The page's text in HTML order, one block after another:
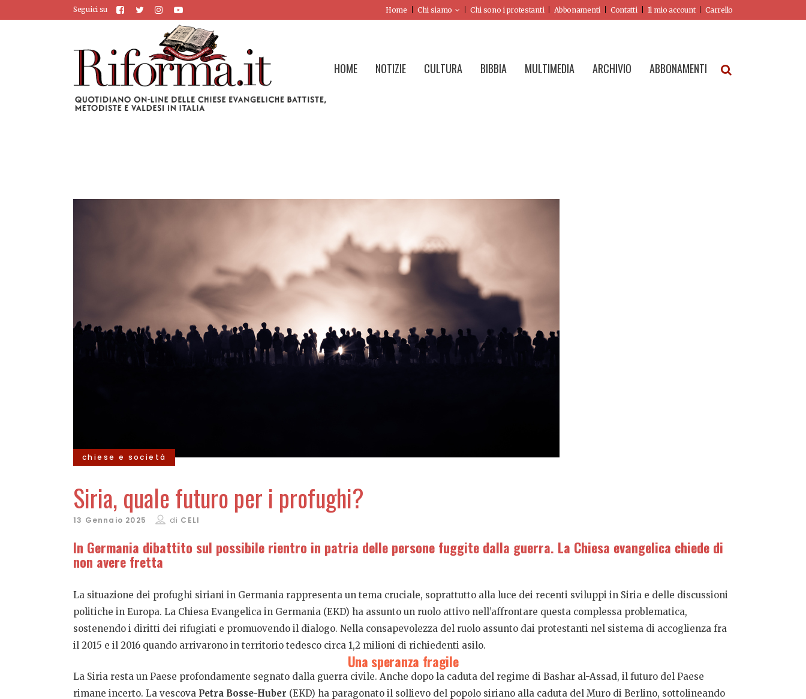
Seguici su Home Chi siamo Chi sono i protestanti Abbonamenti Contatti Il mio account Carrello
HOME NOTIZIE CULTURA BIBBIA MULTIMEDIA ARCHIVIO ABBONAMENTI
chiese e società
Siria, quale futuro per i profughi?
13 Gennaio 2025 di CELI
In Germania dibattito sul possibile rientro in patria delle persone fuggite dalla guerra. La Chiesa evangelica chiede di
non avere fretta
La situazione dei profughi siriani in Germania rappresenta un tema cruciale, soprattutto alla luce dei recenti sviluppi in Siria e delle discussioni
politiche in Europa. La Chiesa Evangelica in Germania (EKD) ha assunto un ruolo attivo nell’affrontare questa complessa problematica,
sostenendo i diritti dei rifugiati e promuovendo il dialogo. Nella consapevolezza del ruolo assunto dai protestanti nel sistema di accoglienza fra
il 2015 e il 2016 quando arrivarono in territorio tedesco circa 1,2 milioni di richiedenti asilo.
Una speranza fragile
La Siria resta un Paese profondamente segnato dalla guerra civile. Anche dopo la caduta del regime di Bashar al-Assad, il futuro del Paese
rimane incerto. La vescova Petra Bosse-Huber (EKD) ha paragonato il sollievo del popolo siriano alla caduta del Muro di Berlino, sottolineando